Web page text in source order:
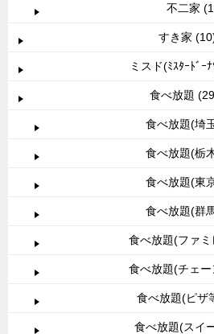
不二家
すき家
ミスド(ﾐｽﾀｰﾄﾞｰ
食べ放題
食べ放題(埼
食べ放題(栃
食べ放題(東
食べ放題(群
食べ放題(ファ
食べ放題(チェ
食べ放題(ピザ
食べ放題(スイ